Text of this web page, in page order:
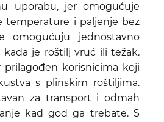
uporabu, jer omogućuje
temperature i paljenje bez
omogućuju jednostavno
kada je roštilj vruć ili težak.
prilagođen korisnicima koji
s plinskim roštiljima.
za transport i odmah
kad god ga trebate. S